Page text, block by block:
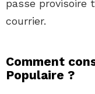
passe provisoire
courrier.
Comment
Populaire ?